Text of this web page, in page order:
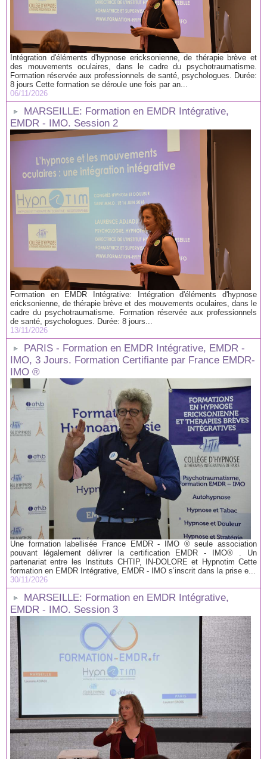
Intégration d'éléments d'hypnose ericksonienne, de thérapie brève et
des mouvements oculaires, dans le cadre du psychotraumatisme.
Formation réservée aux professionnels de santé, psychologues. Durée:
8 jours Cette formation se déroule une fois par an...
06/11/2026
MARSEILLE: Formation en EMDR Intégrative,
EMDR - IMO. Session 2
Formation en EMDR Intégrative: Intégration d'éléments d'hypnose
ericksonienne, de thérapie brève et des mouvements oculaires, dans le
cadre du psychotraumatisme. Formation réservée aux professionnels
de santé, psychologues. Durée: 8 jours...
13/11/2026
PARIS - Formation en EMDR Intégrative, EMDR -
IMO, 3 Jours. Formation Certifiante par France EMDR-
IMO ®
Une formation labellisée France EMDR - IMO ® seule association
pouvant légalement délivrer la certification EMDR - IMO® . Un
partenariat entre les Instituts CHTIP, IN-DOLORE et Hypnotim Cette
formation en EMDR Intégrative, EMDR - IMO s’inscrit dans la prise e...
30/11/2026
MARSEILLE: Formation en EMDR Intégrative,
EMDR - IMO. Session 3